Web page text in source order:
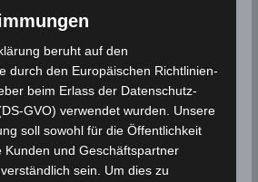
für ganz Tunesien erreichte
damit weit über dem Normalwert
Differenz von +2,99°C. Mit dieser
dieses Jahres der wärmste
im August 2021
es ein Niederschlagsdefizit. Die
beruht auf den
durch den Europäischen Richtlinien-
beim Erlass der Datenschutz-
GVO) verwendet wurden. Unsere
soll sowohl für die Öffentlichkeit
Kunden und Geschäftspartner
sein. Um dies zu